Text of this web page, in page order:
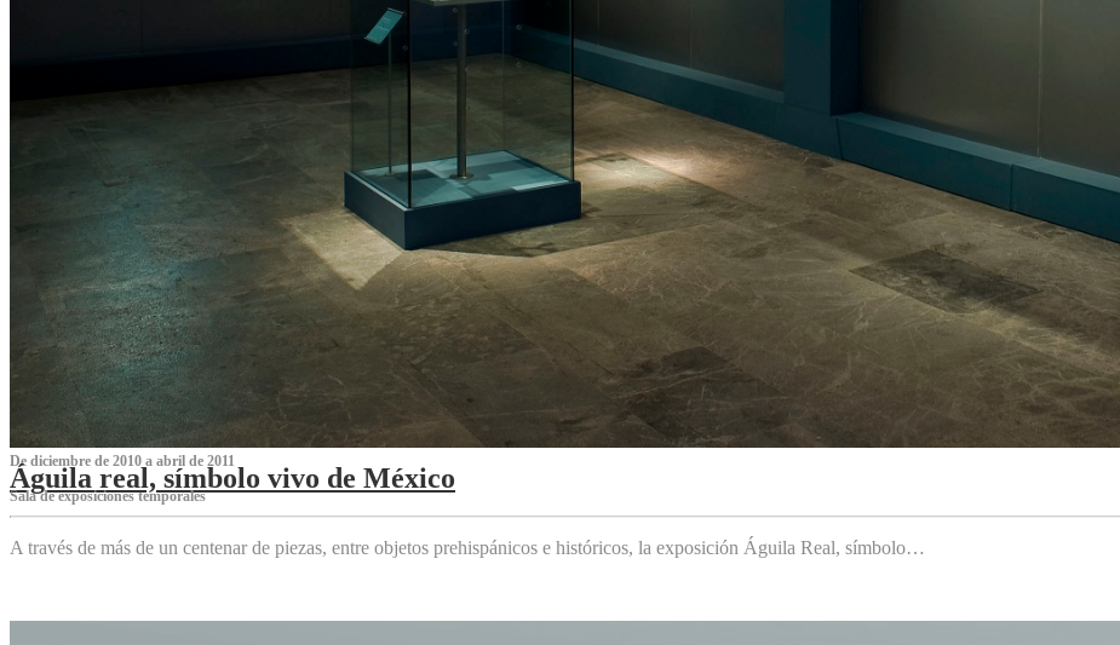
De diciembre de 2010 a abril de 2011
Águila real, símbolo vivo de México
Sala de exposiciones temporales
A través de más de un centenar de piezas, entre objetos prehispánicos e históricos, la exposición Águila Real, símbolo…